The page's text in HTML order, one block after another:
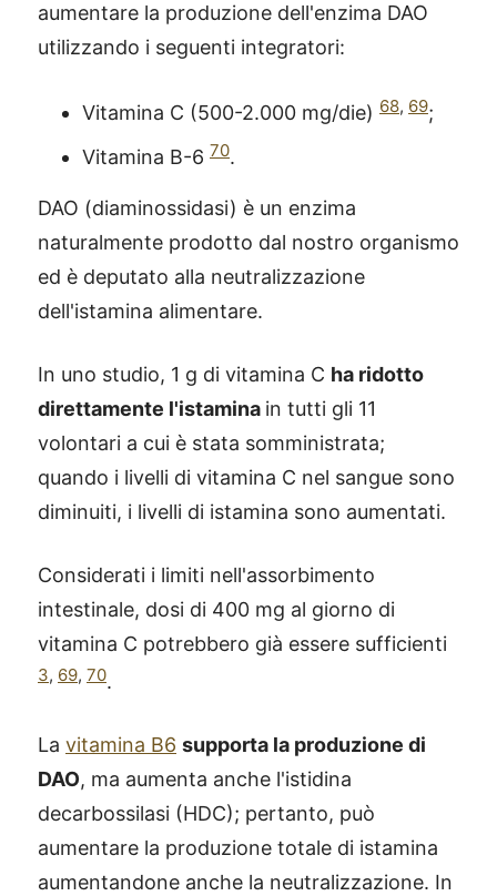
aumentare la produzione dell'enzima DAO
utilizzando i seguenti integratori:
Vitamina C (500-2.000 mg/die) 68, 69;
Vitamina B-6 70.
DAO (diaminossidasi) è un enzima
naturalmente prodotto dal nostro organismo
ed è deputato alla neutralizzazione
dell'istamina alimentare.
In uno studio, 1 g di vitamina C ha ridotto
direttamente l'istamina in tutti gli 11
volontari a cui è stata somministrata;
quando i livelli di vitamina C nel sangue sono
diminuiti, i livelli di istamina sono aumentati.
Considerati i limiti nell'assorbimento
intestinale, dosi di 400 mg al giorno di
vitamina C potrebbero già essere sufficienti
3, 69, 70.
La vitamina B6 supporta la produzione di
DAO, ma aumenta anche l'istidina
decarbossilasi (HDC); pertanto, può
aumentare la produzione totale di istamina
aumentandone anche la neutralizzazione. In